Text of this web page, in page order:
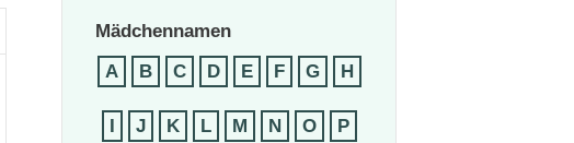
Mädchennamen
A
B C D E F G H
I J K L M N O P